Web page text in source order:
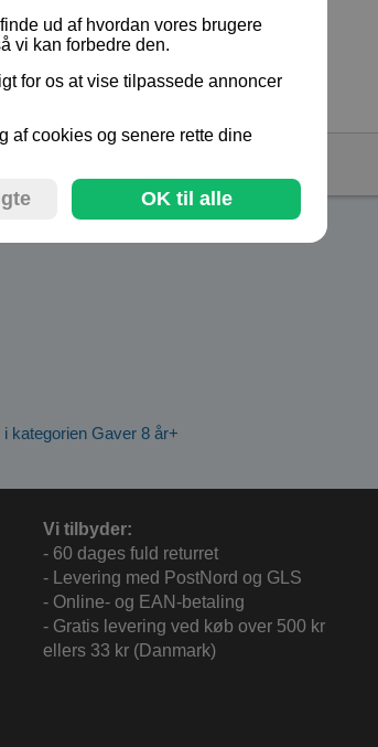
fra 10 år
kategorien Gaver 8 år+
Vi tilbyder:
- 60 dages fuld returret
- Levering med PostNord og GLS
- Online- og EAN-betaling
- Gratis levering ved køb over 500 kr
ellers 33 kr (Danmark)
ud af hvordan vores brugere
vi kan forbedre den.
for os at vise tilpassede annoncer
af cookies og senere rette dine
OK til alle